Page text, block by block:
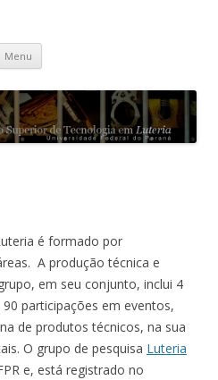
– UFPR
Menu Pular para o conteúdo
é formado por
A produção técnica e
em seu conjunto, inclui 4
participações em eventos,
de produtos técnicos, na sua
O grupo de pesquisa Luteria
e, está registrado no